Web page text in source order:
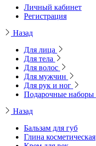
Личный кабинет
Регистрация
Назад
Для лица
Для тела
Для волос
Для мужчин
Для рук и ног
Подарочные наборы
Назад
Бальзам для губ
Глина косметическая